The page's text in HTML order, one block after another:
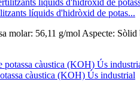
líquids d'hidròxid de potas...
molar: 56,11 g/mol Aspecte: Sòlid
càustica (KOH) Ús industrial